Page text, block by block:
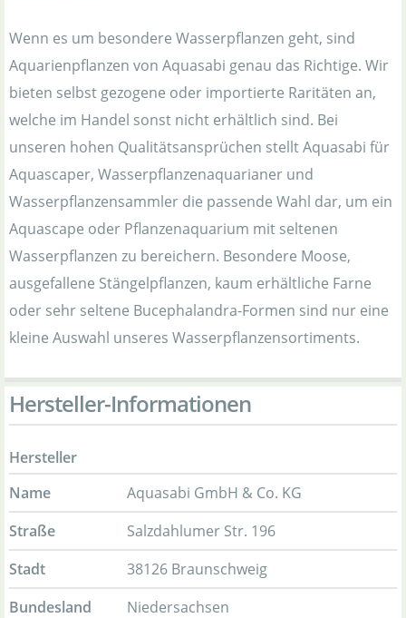
Wenn es um besondere Wasserpflanzen geht, sind
Aquarienpflanzen von Aquasabi genau das Richtige. Wir
bieten selbst gezogene oder importierte Raritäten an,
welche im Handel sonst nicht erhältlich sind. Bei
unseren hohen Qualitätsansprüchen stellt Aquasabi für
Aquascaper, Wasserpflanzenaquarianer und
Wasserpflanzensammler die passende Wahl dar, um ein
Aquascape oder Pflanzenaquarium mit seltenen
Wasserpflanzen zu bereichern. Besondere Moose,
ausgefallene Stängelpflanzen, kaum erhältliche Farne
oder sehr seltene Bucephalandra-Formen sind nur eine
kleine Auswahl unseres Wasserpflanzensortiments.
Hersteller-Informationen
Hersteller
Name
Aquasabi GmbH & Co. KG
Straße
Salzdahlumer Str. 196
Stadt
38126 Braunschweig
Bundesland
Niedersachsen